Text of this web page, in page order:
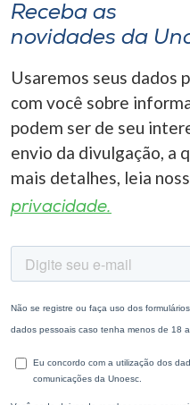
Receba as
novidades da
Usaremos seus dados
com você sobre
podem ser de seu
envio da divulgação, a
mais detalhes, leia
privacidade.